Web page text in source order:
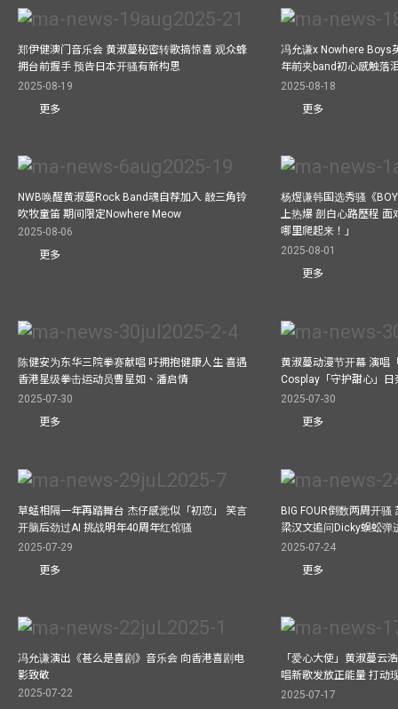
郑伊健澳门音乐会 黄淑蔓秘密转歌搞惊喜 观众蜂
拥台前握手 预告日本开骚有新构思
2025-08-19
更多
冯允谦x Nowhere Boys
年前夹band初心感触落
2025-08-18
更多
NWB唤醒黄淑蔓Rock Band魂自荐加入 敲三角铃
吹牧童笛 期间限定Nowhere Meow
2025-08-06
更多
杨煜谦韩国选秀骚《
上热爆 剖白心路歷程 面
哪里爬起来！」
2025-08-01
更多
陈健安为东华三院拳赛献唱 吁拥抱健康人生 喜遇
香港星级拳击运动员曹星如、潘启情
2025-07-30
更多
黄淑蔓动漫节开幕 演唱
Cosplay「守护甜心」
2025-07-30
更多
草蜢相隔一年再踏舞台 杰仔感觉似「初恋」 笑言
开脑后劲过AI 挑战明年40周年红馆骚
2025-07-29
更多
BIG FOUR倒数两周开
梁汉文追问Dicky蜈蚣弹
2025-07-24
更多
冯允谦演出《甚么是喜剧》音乐会 向香港喜剧电
影致敬
2025-07-22
「爱心大使」黄淑蔓云
唱新歌发放正能量 打动
2025-07-17